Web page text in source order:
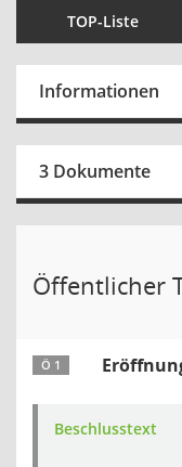
TOP-Liste
Informationen
3 Dokumente
Öffentlicher
Ö 1
Beschlusstext